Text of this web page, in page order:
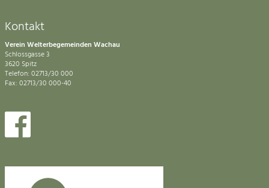
Kontakt
Verein Welterbegemeinden Wachau
Schlossgasse 3
3620 Spitz
Telefon: 02713/30 000
Fax: 02713/30 000-40